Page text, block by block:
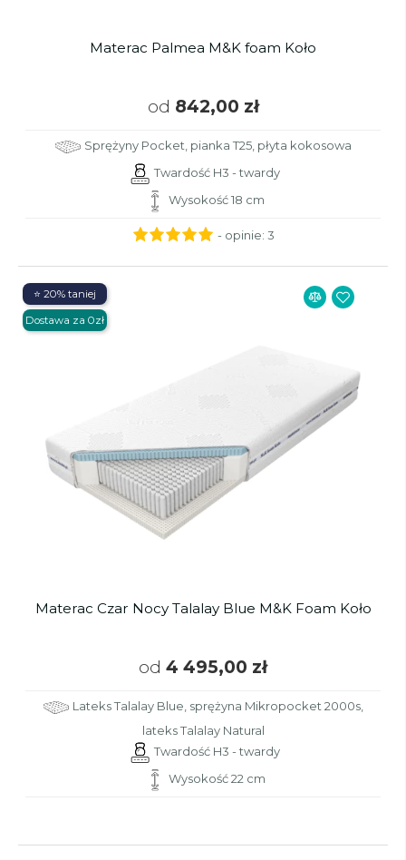
Materac Palmea M&K foam Koło
od 842,00 zł
Sprężyny Pocket, pianka T25, płyta kokosowa
Twardość H3 - twardy
Wysokość 18 cm
- opinie: 3
Materac Czar Nocy Talalay Blue M&K Foam Koło
od 4 495,00 zł
Lateks Talalay Blue, sprężyna Mikropocket 2000s,
lateks Talalay Natural
Twardość H3 - twardy
Wysokość 22 cm
⭐ 20% taniej
Dostawa za 0zł